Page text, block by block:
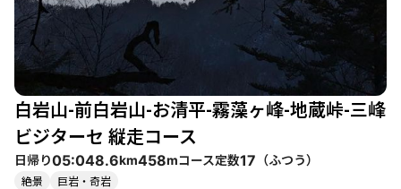
で、温かい豆炭こたつが登山者を迎えてくれます。 このコース
は、特に冬の雪景色や春の新緑、秋の紅葉といった季節ごとの魅
力があり、訪れるたびに異なる表情を見せてくれます。静かな山
歩きを楽しみたい方には最適な場所であり、登山者の数も比較的
少なく、落ち着いた雰囲気の中で自然を満喫できます。 周辺に
は、道の駅大滝温泉などの温泉施設もあり、登山後の疲れを癒す
にはぴったりです。登山の後に温泉でリフレッシュし、美味しい
地元のグルメを楽しむこともできます。雲取山は、自然の美しさ
と達成感を味わえる素晴らしい登山コースです。
白岩山-前白岩山-お清平-霧藻ヶ峰-地蔵峠-三峰
ビジターセ 縦走コース
日帰り05:048.6km458mコース定数17 （ふつう）
絶景 巨岩・奇岩